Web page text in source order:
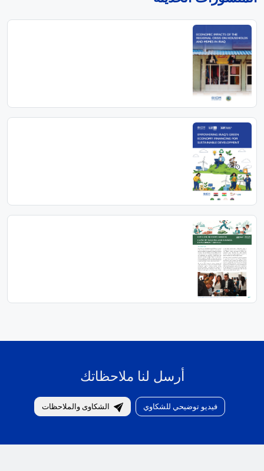
أرسل لنا ملاحظاتك
فيديو توضيحي للشكاوي الشكاوى والملاحظات